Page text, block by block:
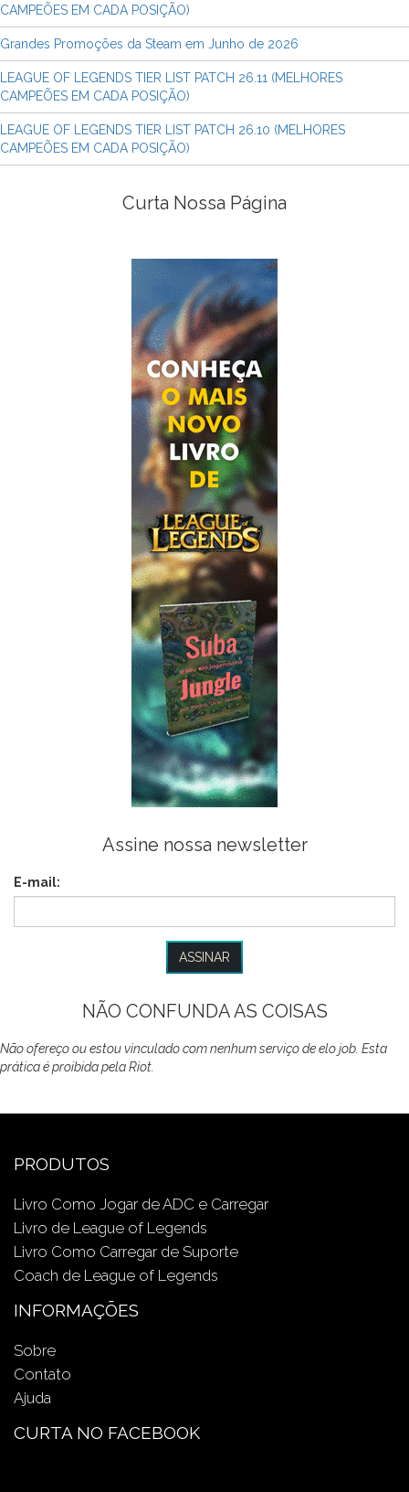
CAMPEÕES EM CADA POSIÇÃO)
Grandes Promoções da Steam em Junho de 2026
LEAGUE OF LEGENDS TIER LIST PATCH 26.11 (MELHORES
CAMPEÕES EM CADA POSIÇÃO)
LEAGUE OF LEGENDS TIER LIST PATCH 26.10 (MELHORES
CAMPEÕES EM CADA POSIÇÃO)
Curta Nossa Página
Assine nossa newsletter
E-mail:
NÃO CONFUNDA AS COISAS
Não ofereço ou estou vinculado com nenhum serviço de elo job. Esta
prática é proibida pela Riot.
PRODUTOS
Livro Como Jogar de ADC e Carregar
Livro de League of Legends
Livro Como Carregar de Suporte
Coach de League of Legends
INFORMAÇÕES
Sobre
Contato
Ajuda
CURTA NO FACEBOOK